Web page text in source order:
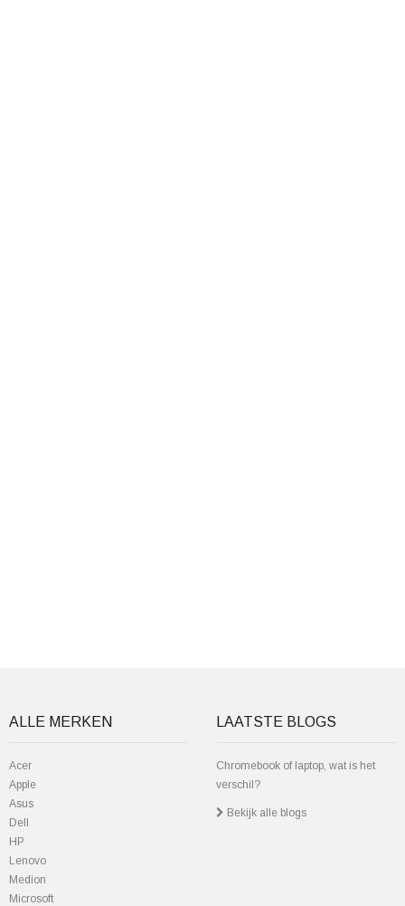
ALLE MERKEN
Acer
Apple
Asus
Dell
HP
Lenovo
Medion
Microsoft
LAATSTE BLOGS
Chromebook of laptop, wat is het
verschil?
Bekijk alle blogs